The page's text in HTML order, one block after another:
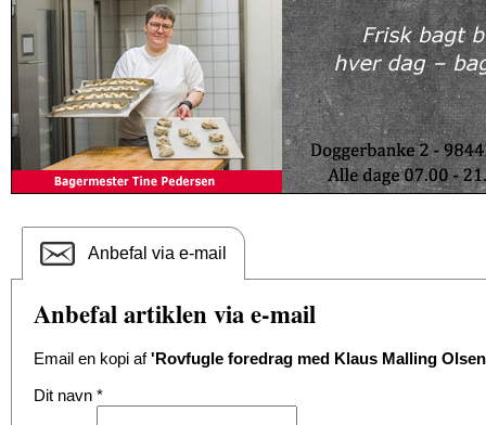
Anbefal via e-mail
Anbefal artiklen via e-mail
Email en kopi af'Rovfugle foredrag med Klaus Malling
Dit navn *